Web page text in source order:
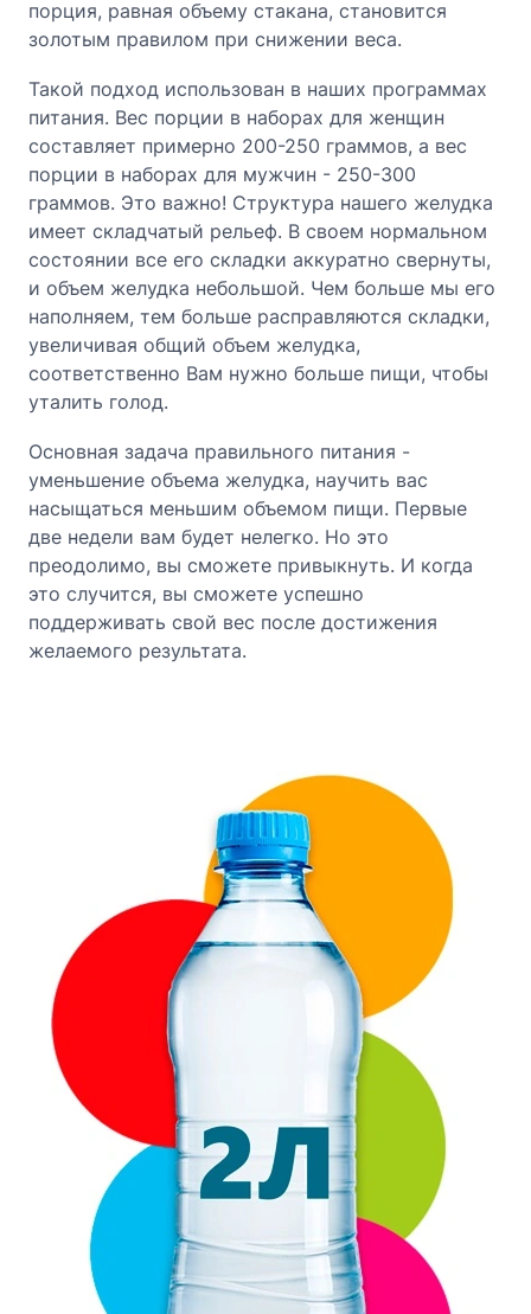
порция, равная объему стакана, становится
золотым правилом при снижении веса.
Такой подход использован в наших программах
питания. Вес порции в наборах для женщин
составляет примерно 200-250 граммов, а вес
порции в наборах для мужчин - 250-300
граммов. Это важно! Структура нашего желудка
имеет складчатый рельеф. В своем нормальном
состоянии все его складки аккуратно свернуты,
и объем желудка небольшой. Чем больше мы его
наполняем, тем больше расправляются складки,
увеличивая общий объем желудка,
соответственно Вам нужно больше пищи, чтобы
уталить голод.
Основная задача правильного питания -
уменьшение объема желудка, научить вас
насыщаться меньшим объемом пищи. Первые
две недели вам будет нелегко. Но это
преодолимо, вы сможете привыкнуть. И когда
это случится, вы сможете успешно
поддерживать свой вес после достижения
желаемого результата.